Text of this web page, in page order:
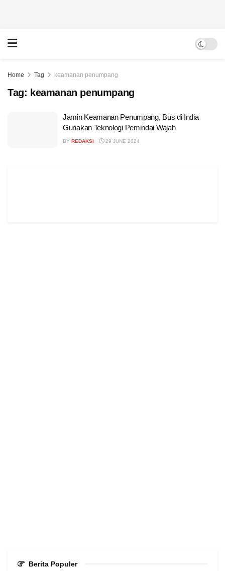
Home Tag keamanan penumpang
Tag: keamanan penumpang
Jamin Keamanan Penumpang, Bus di India
Gunakan Teknologi Pemindai Wajah
BY REDAKSI 29 JUNE 2024
Berita Populer